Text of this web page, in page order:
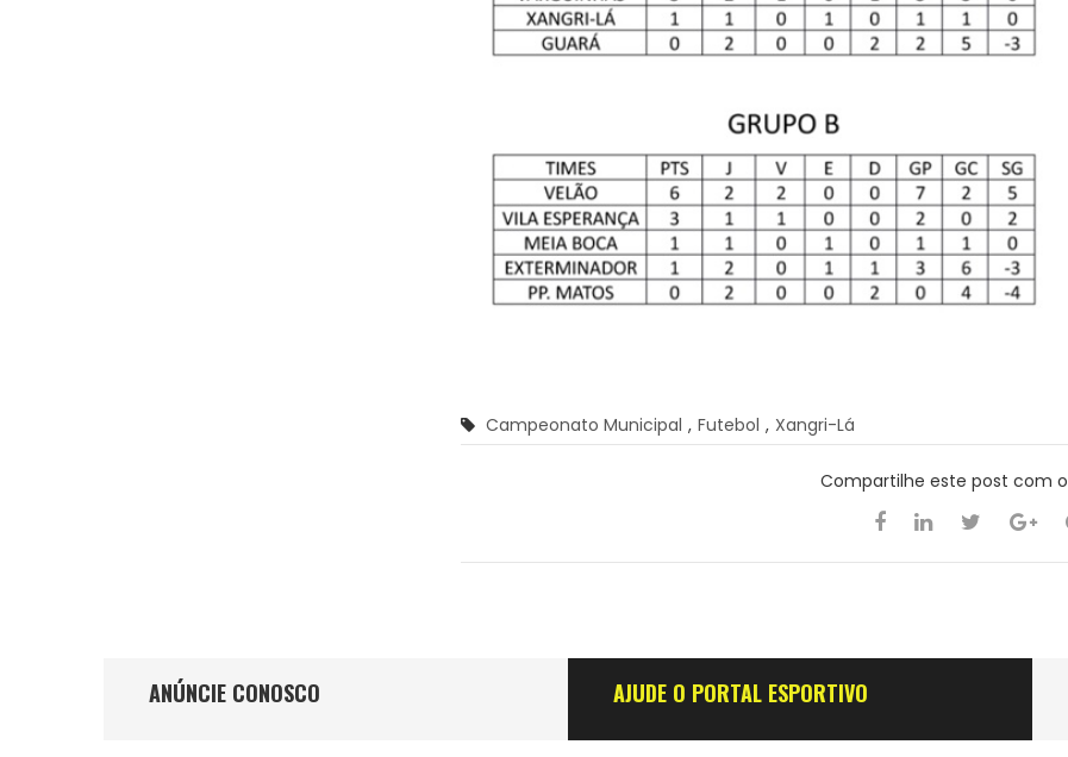
Campeonato Municipal , Futebol , Xangri-Lá
Compartilhe este post com
ANÚNCIE CONOSCO AJUDE O PORTAL ESPORTIVO